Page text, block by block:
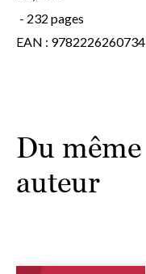
- 232 pages
EAN : 9782226260734
Du même
auteur